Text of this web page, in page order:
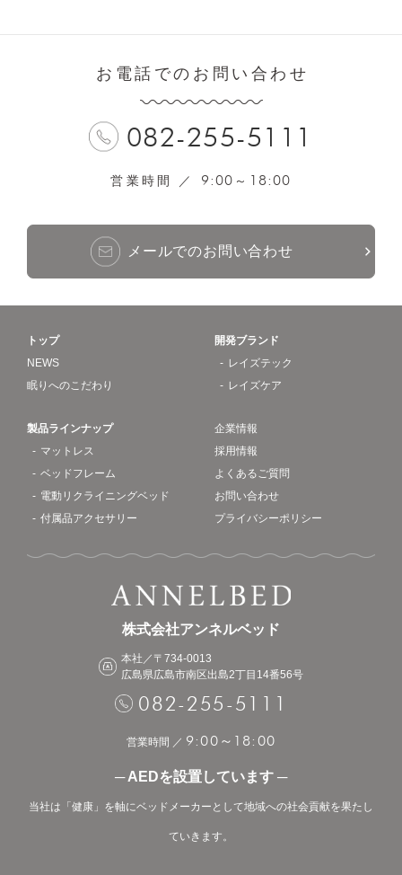
お電話でのお問い合わせ
082-255-5111
営業時間 ／ 9:00 ～ 18:00
メールでのお問い合わせ
トップ
NEWS
眠りへのこだわり
開発ブランド
レイズテック
レイズケア
製品ラインナップ
マットレス
ベッドフレーム
電動リクライニングベッド
付属品アクセサリー
企業情報
採用情報
よくあるご質問
お問い合わせ
プライバシーポリシー
株式会社アンネルベッド
本社／〒734-0013
広島県広島市南区出島2丁目14番56号
082-255-5111
営業時間 ／ 9:00 ～ 18:00
─ AEDを設置しています ─
当社は「健康」を軸にベッドメーカーとして地域への社会貢献を果たし
ていきます。